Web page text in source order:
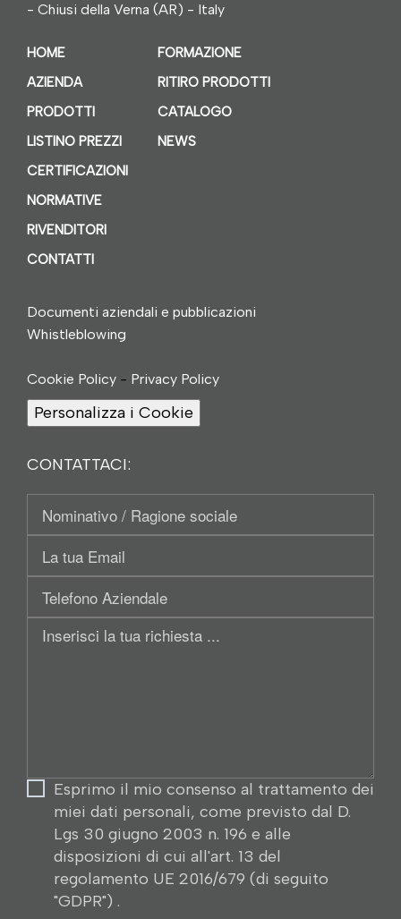
- Chiusi della Verna (AR) - Italy
HOME
AZIENDA
PRODOTTI
LISTINO PREZZI
FORMAZIONE
RITIRO PRODOTTI
CATALOGO
NEWS
CERTIFICAZIONI
NORMATIVE
RIVENDITORI
CONTATTI
Documenti aziendali e pubblicazioni
Whistleblowing
Cookie Policy - Privacy Policy
Personalizza i Cookie
CONTATTACI:
Nominativo
Ragione
sociale:
Email
Telefono
Aziendale
Inserisci
Esprimo il mio consenso al trattamento dei
miei dati personali, come previsto dal D.
Lgs 30 giugno 2003 n. 196 e alle
disposizioni di cui all'art. 13 del
regolamento UE 2016/679 (di seguito
"GDPR") .